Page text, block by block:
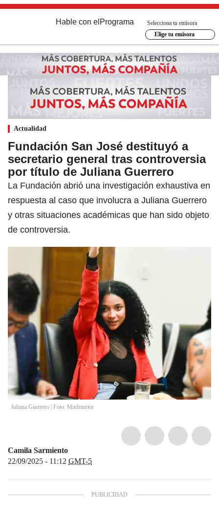
Hable con el Programa
Selecciona tu emisora
Elige tu emisora
Actualidad
Fundación San José destituyó a
secretario general tras controversia
por título de Juliana Guerrero
La Fundación abrió una investigación exhaustiva en
respuesta al caso que involucra a Juliana Guerrero
y otras situaciones académicas que han sido objeto
de controversia.
Juliana Guerrero | Foto: MinInterior
Camila Sarmiento
22/09/2025 - 11:12 GMT-5